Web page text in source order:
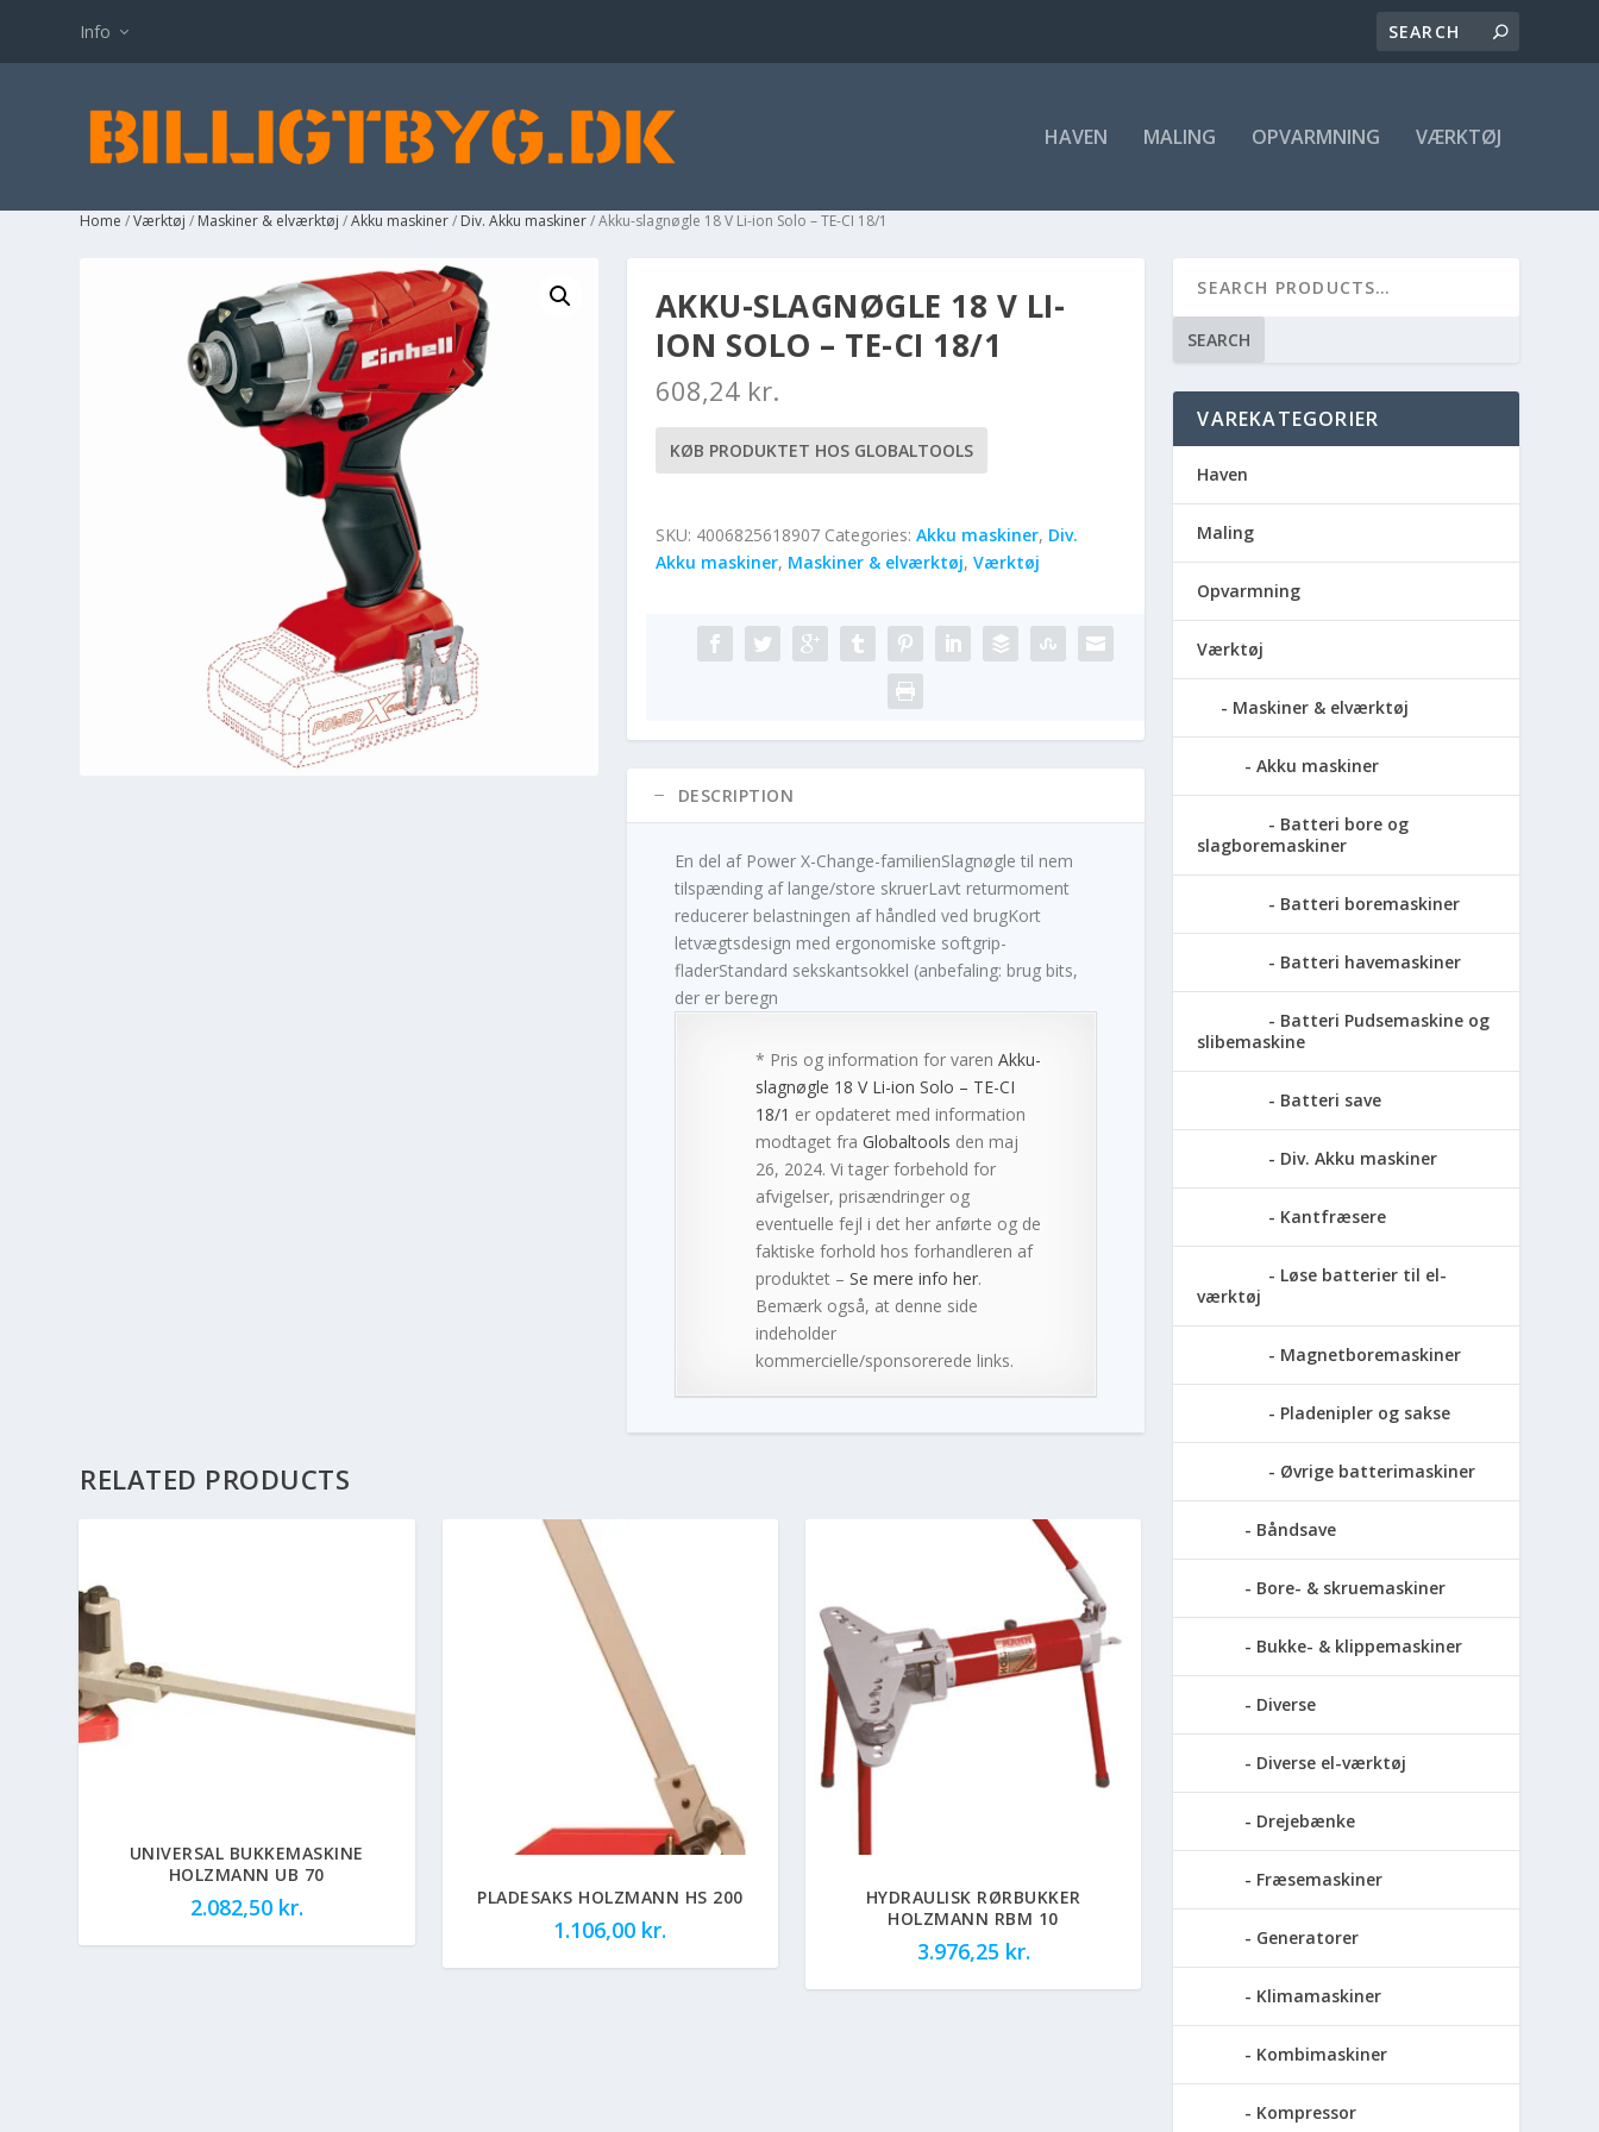
Info
HAVEN MALING OPVARMNING VÆRKTØJ
Home /Værktøj / Maskiner & elværktøj /Akku maskiner/ Div. Akku maskiner/ Akku-slagnøgle 18 V Li-ion Solo – TE-CI 18/1
AKKU-SLAGNØGLE 18 V LI-
ION SOLO – TE-CI 18/1
608,24 kr.
KØB PRODUKTET HOS GLOBALTOOLS
SKU: 4006825618907 Categories: Akku maskiner, Div.
Akku maskiner, Maskiner & elværktøj, Værktøj
DESCRIPTION
En del af Power X-Change-familienSlagnøgle til nem
tilspænding af lange/store skruerLavt returmoment
reducerer belastningen af håndled ved brugKort
letvægtsdesign med ergonomiske softgrip-
fladerStandard sekskantsokkel (anbefaling: brug bits,
der er beregn
* Pris og information for varen Akku-
slagnøgle 18 V Li-ion Solo – TE-CI
18/1 er opdateret med information
modtaget fra Globaltools den maj
26, 2024. Vi tager forbehold for
afvigelser, prisændringer og
eventuelle fejl i det her anførte og de
faktiske forhold hos forhandleren af
produktet – Se mere info her.
Bemærk også, at denne side
indeholder
kommercielle/sponsorerede links.
RELATED PRODUCTS
UNIVERSAL BUKKEMASKINE
HOLZMANN UB 70
2.082,50 kr. PLADESAKS HOLZMANN HS 200
1.106,00 kr.
HYDRAULISK RØRBUKKER
HOLZMANN RBM 10
3.976,25 kr.
SEARCH
VAREKATEGORIER
Haven
Maling
Opvarmning
Værktøj
Maskiner & elværktøj
Akku maskiner
Batteri bore og
slagboremaskiner
Batteri boremaskiner
Batteri havemaskiner
Batteri Pudsemaskine og
slibemaskine
Batteri save
Div. Akku maskiner
Kantfræsere
Løse batterier til el-
værktøj
Magnetboremaskiner
Pladenipler og sakse
Øvrige batterimaskiner
Båndsave
Bore- & skruemaskiner
Bukke- & klippemaskiner
Diverse
Diverse el-værktøj
Drejebænke
Fræsemaskiner
Generatorer
Klimamaskiner
Kombimaskiner
Kompressor